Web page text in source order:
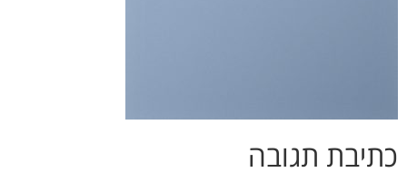
כתיבת תגובה